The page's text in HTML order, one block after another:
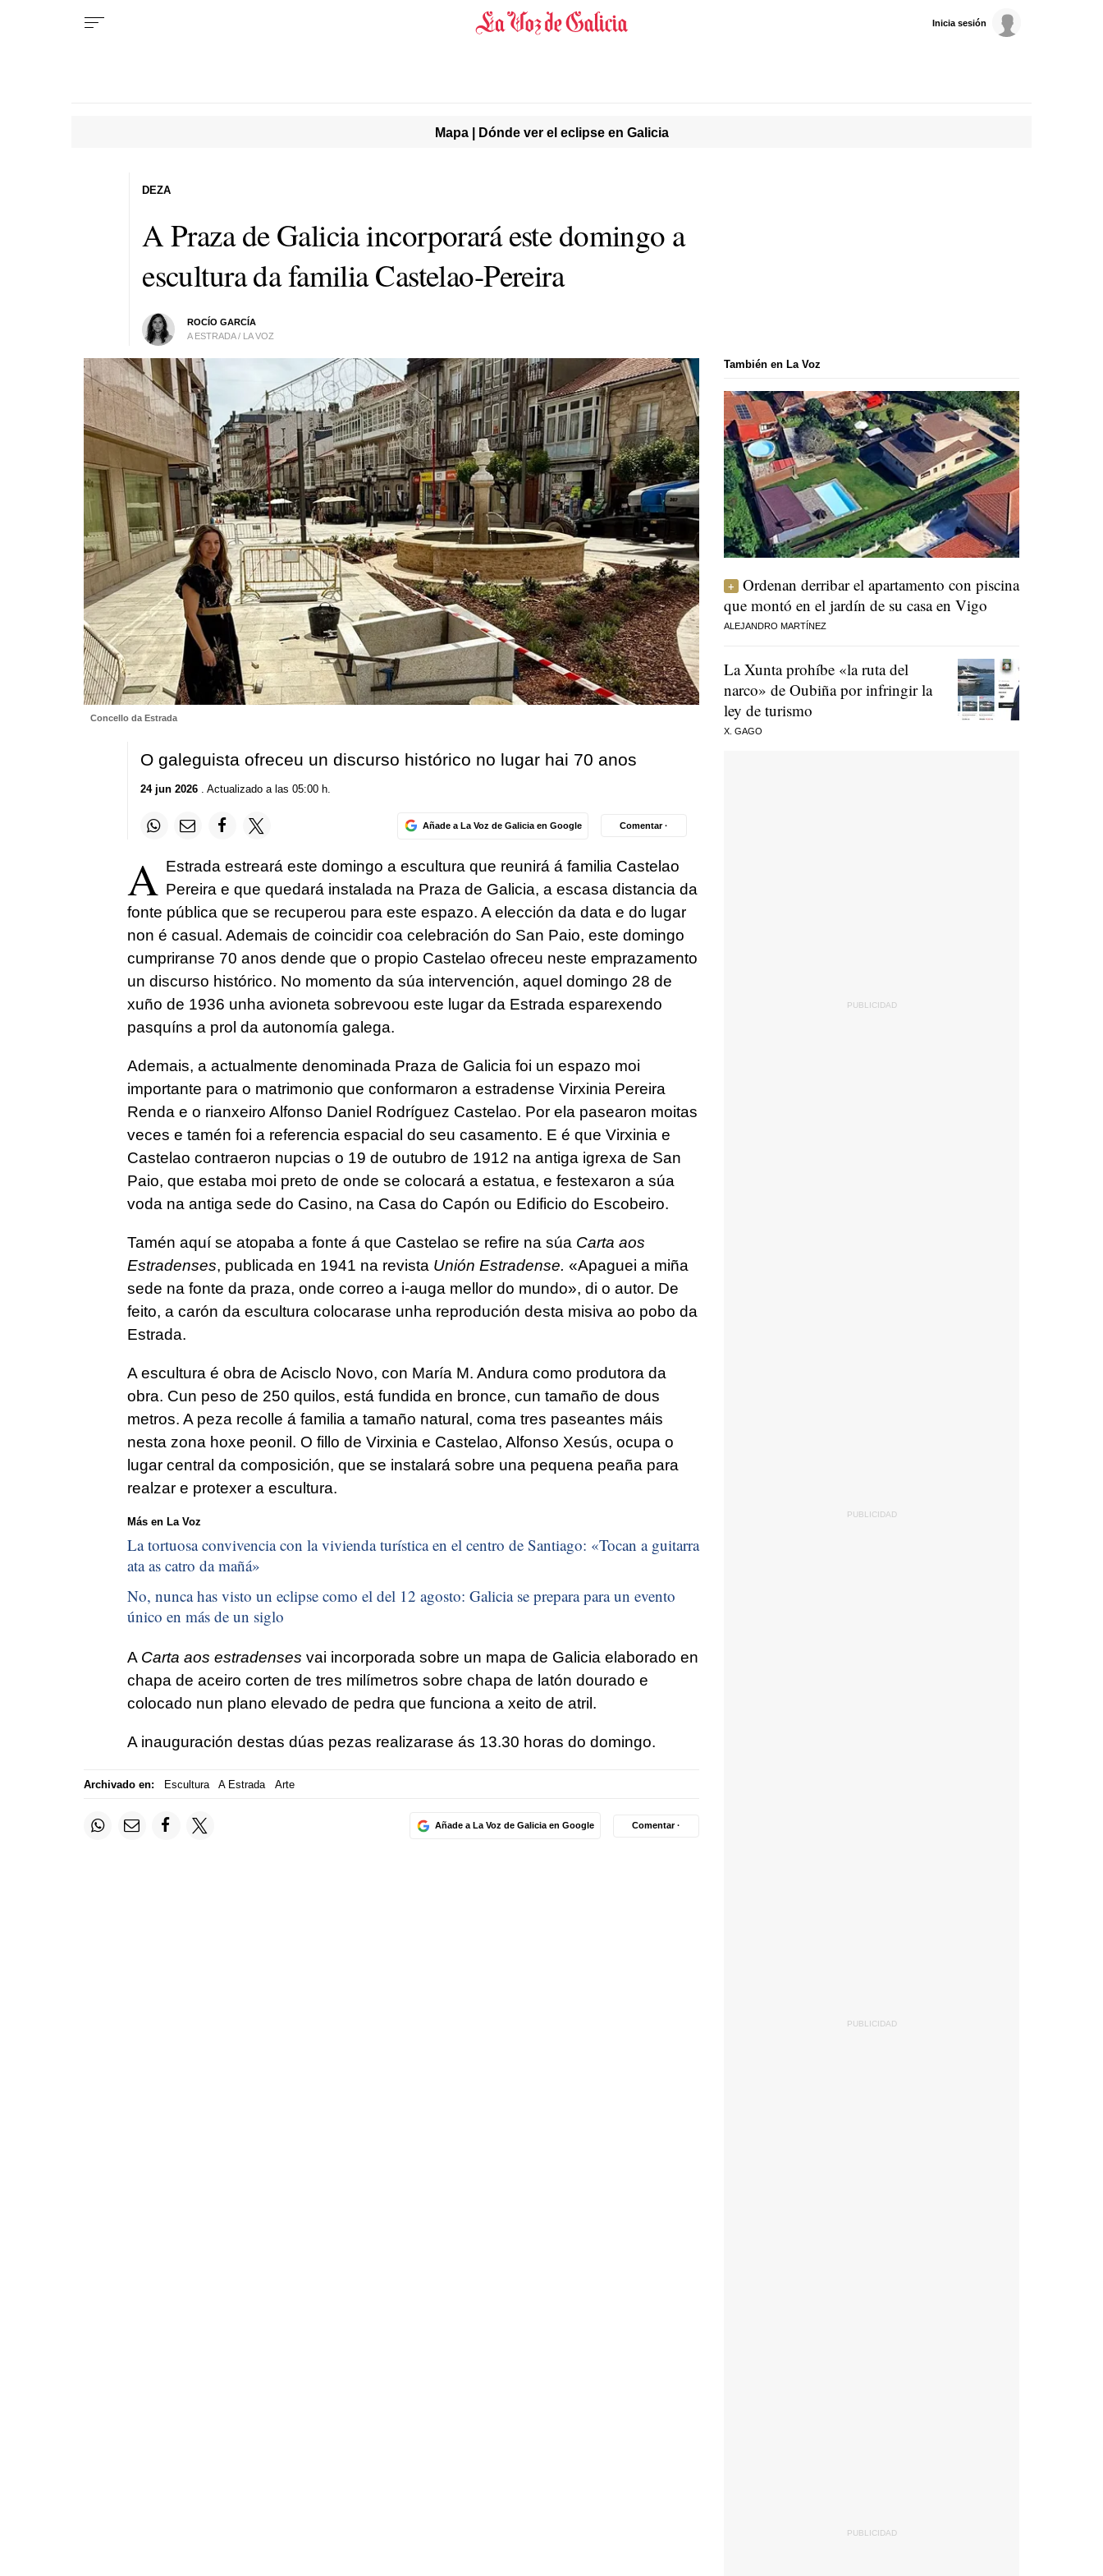
Inicia sesión
Mapa | Dónde ver el eclipse en Galicia
A Praza de Galicia incorporará este domingo a
escultura da familia Castelao-Pereira
ROCÍO GARCÍA
A ESTRADA / LA VOZ
DEZA
Concello da Estrada
O galeguista ofreceu un discurso histórico no lugar hai 70 anos
24 jun 2026. Actualizado a las 05:00 h.
Añade a La Voz de Galicia en Google Comentar ·
A Estrada estreará este domingo a escultura que reunirá á familia Castelao
Pereira e que quedará instalada na Praza de Galicia, a escasa distancia da
fonte pública que se recuperou para este espazo. A elección da data e do lugar
non é casual. Ademais de coincidir coa celebración do San Paio, este domingo
cumpriranse 70 anos dende que o propio Castelao ofreceu neste emprazamento
un discurso histórico. No momento da súa intervención, aquel domingo 28 de
xuño de 1936 unha avioneta sobrevoou este lugar da Estrada esparexendo
pasquíns a prol da autonomía galega.
Ademais, a actualmente denominada Praza de Galicia foi un espazo moi
importante para o matrimonio que conformaron a estradense Virxinia Pereira
Renda e o rianxeiro Alfonso Daniel Rodríguez Castelao. Por ela pasearon moitas
veces e tamén foi a referencia espacial do seu casamento. E é que Virxinia e
Castelao contraeron nupcias o 19 de outubro de 1912 na antiga igrexa de San
Paio, que estaba moi preto de onde se colocará a estatua, e festexaron a súa
voda na antiga sede do Casino, na Casa do Capón ou Edificio do Escobeiro.
Tamén aquí se atopaba a fonte á que Castelao se refire na súa Carta aos
Estradenses, publicada en 1941 na revista Unión Estradense. «Apaguei a miña
sede na fonte da praza, onde correo a i-auga mellor do mundo», di o autor. De
feito, a carón da escultura colocarase unha reprodución desta misiva ao pobo da
Estrada.
A escultura é obra de Acisclo Novo, con María M. Andura como produtora da
obra. Cun peso de 250 quilos, está fundida en bronce, cun tamaño de dous
metros. A peza recolle á familia a tamaño natural, coma tres paseantes máis
nesta zona hoxe peonil. O fillo de Virxinia e Castelao, Alfonso Xesús, ocupa o
lugar central da composición, que se instalará sobre una pequena peaña para
realzar e protexer a escultura.
Más en La Voz
La tortuosa convivencia con la vivienda turística en el centro de Santiago: «Tocan a guitarra
ata as catro da mañá»
No, nunca has visto un eclipse como el del 12 agosto: Galicia se prepara para un evento
único en más de un siglo
A Carta aos estradenses vai incorporada sobre un mapa de Galicia elaborado en
chapa de aceiro corten de tres milímetros sobre chapa de latón dourado e
colocado nun plano elevado de pedra que funciona a xeito de atril.
A inauguración destas dúas pezas realizarase ás 13.30 horas do domingo.
Archivado en: Escultura A Estrada Arte
Añade a La Voz de Galicia en Google Comentar ·
También en La Voz
Ordenan derribar el apartamento con piscina
que montó en el jardín de su casa en Vigo
ALEJANDRO MARTÍNEZ
La Xunta prohíbe «la ruta del
narco» de Oubiña por infringir la
ley de turismo
X. GAGO